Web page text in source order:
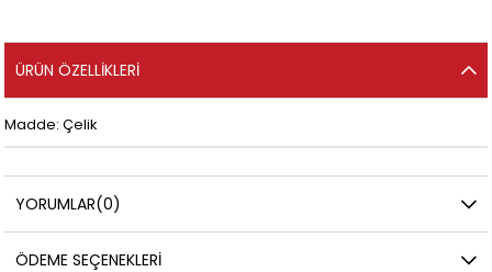
ÜRÜN ÖZELLIKLERI
Madde: Çelik
YORUMLAR(0)
ÖDEME SEÇENEKLERI